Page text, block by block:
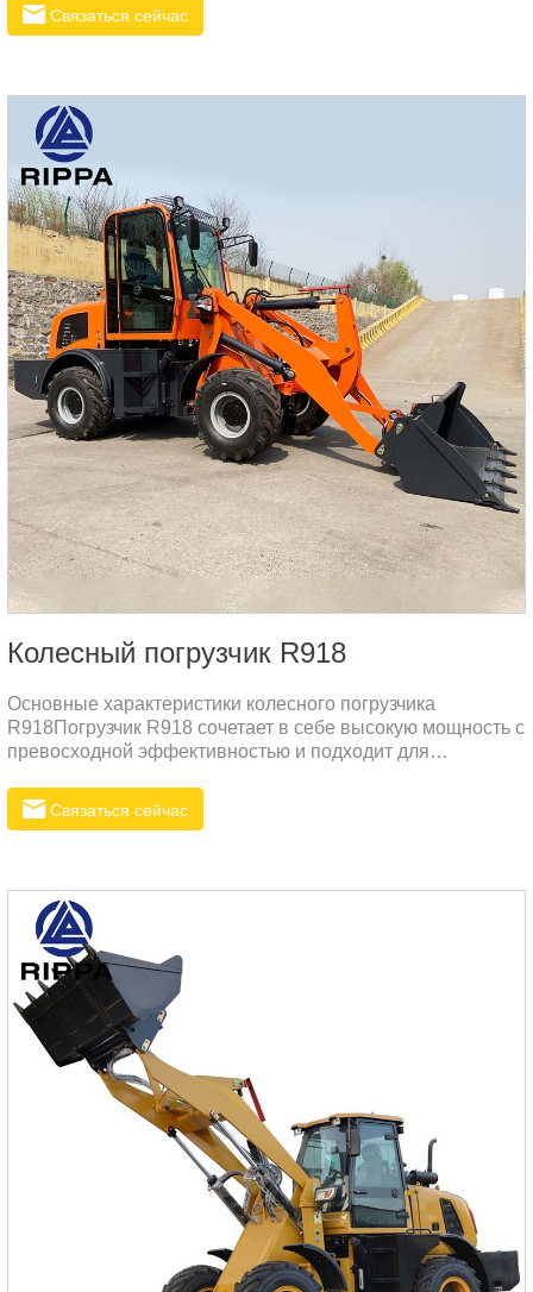
Связаться сейчас
Колесный погрузчик R918
Основные характеристики колесного погрузчика
R918Погрузчик R918 сочетает в себе высокую мощность с
превосходной эффективностью и подходит для
Связаться сейчас